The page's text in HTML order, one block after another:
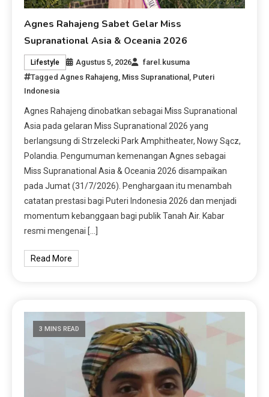
Agnes Rahajeng Sabet Gelar Miss
Supranational Asia & Oceania 2026
Lifestyle Agustus 5, 2026
farel.kusuma
TaggedAgnes Rahajeng, Miss Supranational , Puteri
Indonesia
Agnes Rahajeng dinobatkan sebagai Miss Supranational
Asia pada gelaran Miss Supranational 2026 yang
berlangsung di Strzelecki Park Amphitheater, Nowy Sącz,
Polandia. Pengumuman kemenangan Agnes sebagai
Miss Supranational Asia & Oceania 2026 disampaikan
pada Jumat (31/7/2026). Penghargaan itu menambah
catatan prestasi bagi Puteri Indonesia 2026 dan menjadi
momentum kebanggaan bagi publik Tanah Air. Kabar
resmi mengenai […]
Read More
3 MINS READ